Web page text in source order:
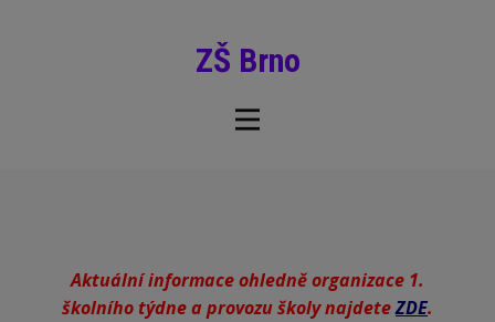
ZŠ Brno
Aktuální informace ohledně organizace 1.
školního týdne a provozu školy najdeteZDE.